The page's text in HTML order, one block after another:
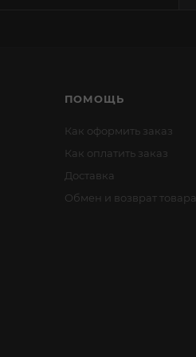
ПОМОЩЬ
Как оформить заказ
Как оплатить заказ
Доставка
Обмен и возврат товара